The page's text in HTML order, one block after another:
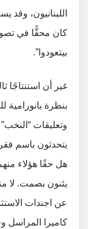
اللبنانيون،
كان محقًّا في
بيتعودوا”.
غير أن استنتاجًا
بنظرة بانورامية
وتعليقات
يتحدثون باسم
هل حقًا هؤلاء
يئنون بصمت. لا
عن اجندات
كاميرا المراسل